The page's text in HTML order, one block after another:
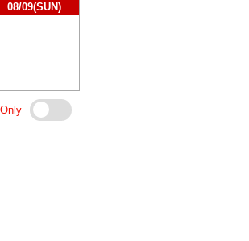
08/09(SUN)